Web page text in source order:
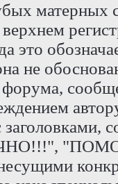
матерных
это
не